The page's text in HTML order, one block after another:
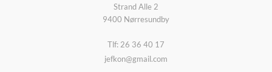
Strand Alle 2
9400 Nørresundby
Tlf: 26 36 40 17
jefkon@gmail.com